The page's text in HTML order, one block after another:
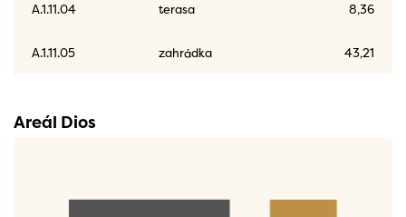
A.1.11.04 terasa 8,36
A.1.11.05 zahrádka 43,21
Areál Dios